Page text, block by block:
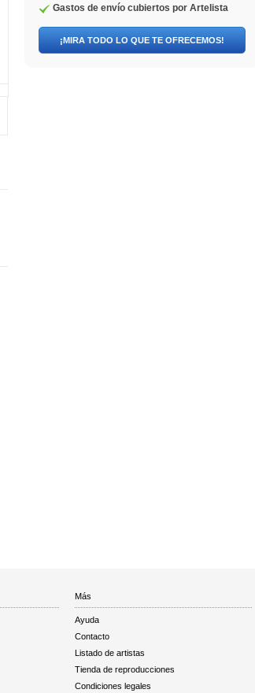
Gastos de envío cubiertos por Artelista
¡MIRA TODO LO QUE TE OFRECEMOS!
Más
Ayuda
Contacto
Listado de artistas
Tienda de reproducciones
Condiciones legales